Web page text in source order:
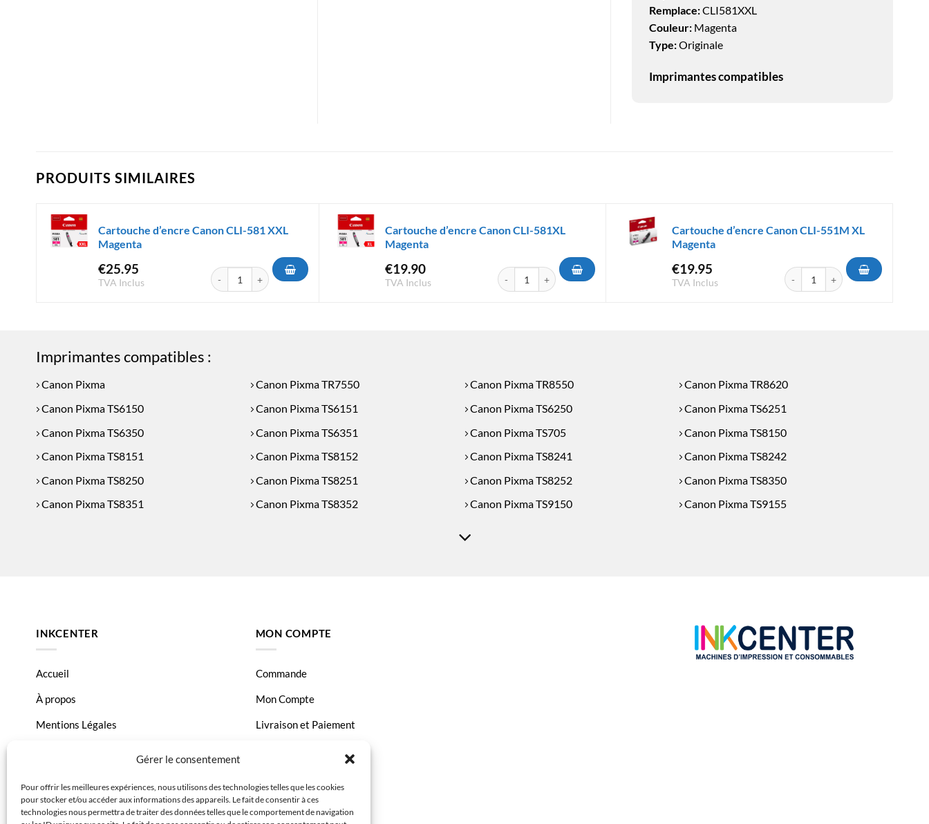
Gérer le consentement
Pour offrir les meilleures expériences, nous utilisons des technologies telles que les cookies
pour stocker et/ou accéder aux informations des appareils. Le fait de consentir à ces
technologies nous permettra de traiter des données telles que le comportement de navigation
Remplace:CLI581XXL
Couleur: Magenta
Type:Originale
Imprimantes compatibles
PRODUITS SIMILAIRES
Cartouche d’encre Canon CLI-581 XXL
Magenta
€25.95
TVA Inclus
quantité de Cartouche d'encre Canon CLI-581 XXL Magenta
Cartouche d’encre Canon CLI-581XL
Magenta
€19.90
TVA Inclus
quantité de Cartouche d'encre Canon CLI-581XL Magenta
Cartouche d’encre Canon CLI-551M XL
Magenta
€19.95
TVA Inclus
quantité de Cartouche d'encre
Imprimantes compatibles :
Canon Pixma Canon Pixma TR7550 Canon Pixma TR8550
Canon Pixma TR8620
Canon Pixma TS6150
Canon Pixma TS6151 Canon Pixma TS6250
Canon Pixma TS6251
Canon Pixma TS6350
Canon Pixma TS6351 Canon Pixma TS705
Canon Pixma TS8150
Canon Pixma TS8151
Canon Pixma TS8152 Canon Pixma TS8241
Canon Pixma TS8242
Canon Pixma TS8250
Canon Pixma TS8251 Canon Pixma TS8252
Canon Pixma TS8350
Canon Pixma TS8351
Canon Pixma TS8352 Canon Pixma TS9150
Canon Pixma TS9155
INKCENTER
Accueil
À propos
Mentions Légales
Politique de confidentialité
MON COMPTE
Commande
Mon Compte
Livraison et Paiement